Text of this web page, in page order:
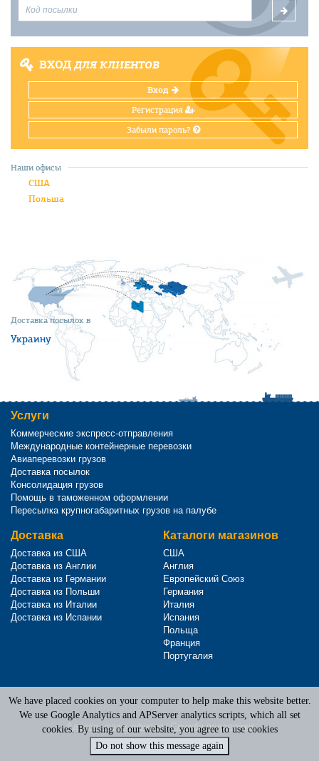
ВХОДДЛЯ КЛИЕНТОВ
Вход
Регистрация
Забыли пароль?
Доставка посылок в
Украину
Наши офисы
США
Польша
Услуги
Коммерческие экспресс-отправления
Международные контейнерные перевозки
Авиаперевозки грузов
Доставка посылок
Консолидация грузов
Помощь в таможенном оформлении
Пересылка крупногабаритных грузов на палубе
Доставка
Доставка из США
Доставка из Англии
Доставка из Германии
Доставка из Польши
Доставка из Италии
Доставка из Испании
Каталоги магазинов
США
Англия
Европейский Союз
Германия
Италия
Испания
Польща
Франция
Португалия
Terms of Service
Privacy Policy
Адреса наших офисов|Служба поддержки
We have placed cookies on your computer to help make this website better.
We use Google Analytics and APServer analytics scripts, which all set
cookies. By using of our website, you agree to use cookies
Do not show this message again